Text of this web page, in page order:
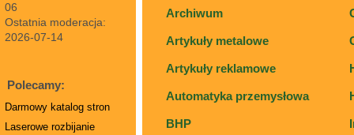
06
Ostatnia moderacja:
2026-07-14
Polecamy:
Darmowy katalog stron
Laserowe rozbijanie
Archiwum
Artykuły metalowe
Artykuły reklamowe
Automatyka przemysłowa
BHP